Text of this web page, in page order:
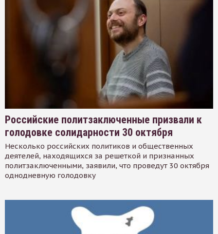
Российские политзаключенные призвали к
голодовке солидарности 30 октября
Несколько российских политиков и общественных
деятелей, находящихся за решеткой и признанных
политзаключенными, заявили, что проведут 30 октября
однодневную голодовку